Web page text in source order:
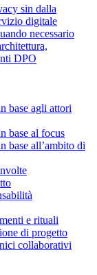
sin dalla
digitale
necessario
DPO
base agli attori
base al focus
base all’ambito di
e rituali
di progetto
collaborativi